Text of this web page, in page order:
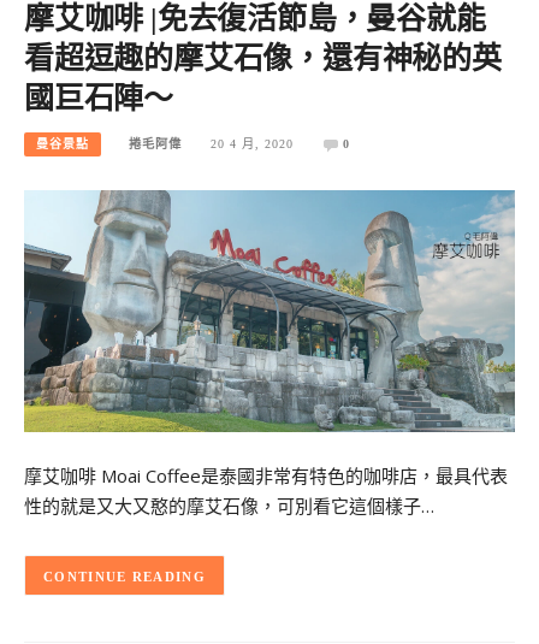
摩艾咖啡 |免去復活節島，曼谷就能
看超逗趣的摩艾石像，還有神秘的英
國巨石陣～
曼谷景點 捲毛阿偉 20 4 月, 2020 0
摩艾咖啡 Moai Coffee是泰國非常有特色的咖啡店，最具代表
性的就是又大又憨的摩艾石像，可別看它這個樣子…
CONTINUE READING